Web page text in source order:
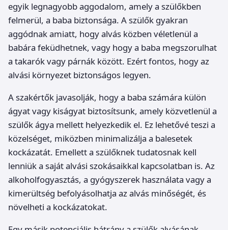
egyik legnagyobb aggodalom, amely a szülőkben
felmerül, a baba biztonsága. A szülők gyakran
aggódnak amiatt, hogy alvás közben véletlenül a
babára feküdhetnek, vagy hogy a baba megszorulhat
a takarók vagy párnák között. Ezért fontos, hogy az
alvási környezet biztonságos legyen.
A szakértők javasolják, hogy a baba számára külön
ágyat vagy kiságyat biztosítsunk, amely közvetlenül a
szülők ágya mellett helyezkedik el. Ez lehetővé teszi a
közelséget, miközben minimalizálja a balesetek
kockázatát. Emellett a szülőknek tudatosnak kell
lenniük a saját alvási szokásaikkal kapcsolatban is. Az
alkoholfogyasztás, a gyógyszerek használata vagy a
kimerültség befolyásolhatja az alvás minőségét, és
növelheti a kockázatokat.